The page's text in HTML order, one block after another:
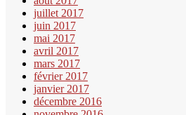
juillet 2017
juin 2017
mai 2017
avril 2017
mars 2017
février 2017
janvier 2017
décembre 2016